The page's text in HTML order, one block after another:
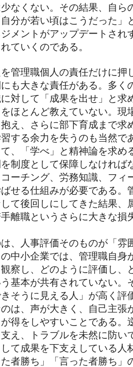
なくない。その結果、自ら
分が若い頃はこうだった」
メントがアップデートされ
ていくのである。
管理職個人の責任だけに押
も大きな責任がある。多く
対して「成果を出せ」と求
ほとんど教えていない。現
え、さらに部下育成まで求
する余力を失うのも当然で
、「学べ」と精神論を求め
制度として保障しなければ
コーチング、労務知識、フィ
せる仕組みが必要である。
して後回しにしてきた結果、
離職というさらに大きな損
、人事評価そのものが「雰
中小企業では、管理職自身
察し、どのように評価し、
基本が共有されていない。
きそうに見える人」が高く評
は、声が大きく、自己主張
得をしやすいことである。
え、トラブルを未然に防い
て成果を下支えしている人
者勝ち」「言った者勝ち」